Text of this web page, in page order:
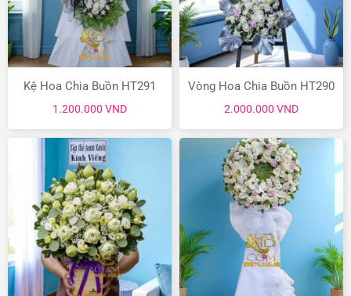
Kệ Hoa Chia Buồn HT291
1.200.000 VND
Vòng Hoa Chia Buồn HT290
2.000.000 VND